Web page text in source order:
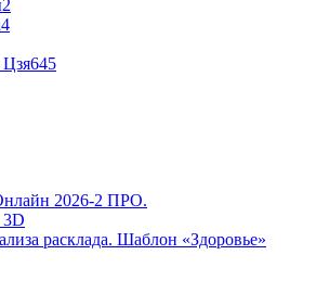
2
4
645
2026-2 ПРО.
расклада. Шаблон «Здоровье»